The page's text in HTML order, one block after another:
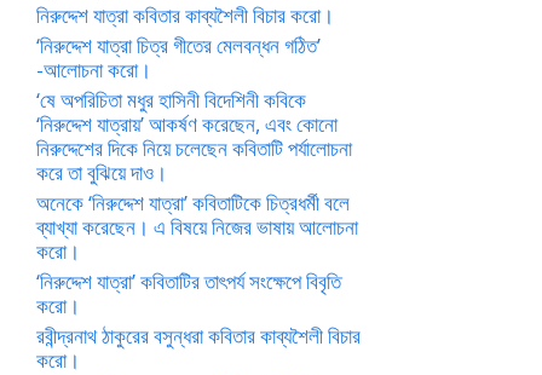
নিরুদ্দেশ যাত্রা কবিতার কাব্যশৈলী বিচার করো।
‘নিরুদ্দেশ যাত্রা চিত্র গীতের মেলবন্ধন গঠিত’
-আলোচনা করো।
‘ষে অপরিচিতা মধুর হাসিনী বিদেশিনী কবিকে
‘নিরুদ্দেশ যাত্রায়’ আকর্ষণ করেছেন, এবং কোনো
নিরুদ্দেশের দিকে নিয়ে চলেছেন কবিতাটি পর্যালোচনা
করে তা বুঝিয়ে দাও।
অনেকে ‘নিরুদ্দেশ যাত্রা’ কবিতাটিকে চিত্রধর্মী বলে
ব্যাখ্যা করেছেন। এ বিষয়ে নিজের ভাষায় আলোচনা
করো।
‘নিরুদ্দেশ যাত্রা’ কবিতাটির তাৎপর্য সংক্ষেপে বিবৃতি
করো।
রবীন্দ্রনাথ ঠাকুরের বসুন্ধরা কবিতার কাব্যশৈলী বিচার
করো।